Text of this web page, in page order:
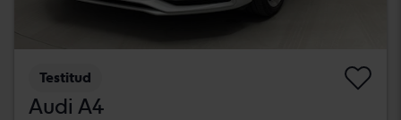
Testitud
Audi A4